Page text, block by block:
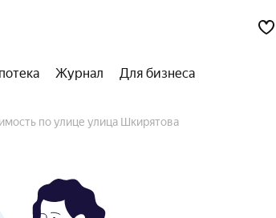
Журнал Для бизнеса
по улице улица Шкирятова